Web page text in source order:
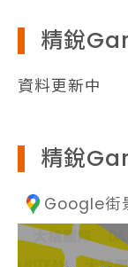
精銳
資料更新中
精銳
Google街